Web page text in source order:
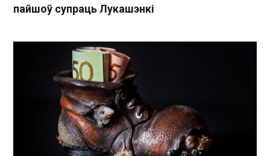
пайшоў супраць Лукашэнкі